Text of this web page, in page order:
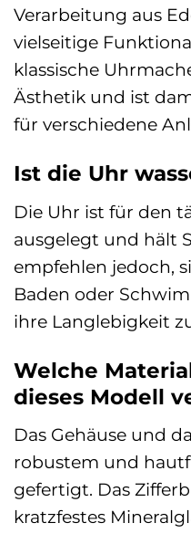
Verarbeitung aus
vielseitige
klassische
Ästhetik und ist
für verschiedene
Ist die Uhr
Die Uhr ist für den
ausgelegt und hält
empfehlen jedoch,
Baden oder
ihre Langlebigkeit
Welche
dieses Modell
Das Gehäuse und
robustem und
gefertigt. Das
kratzfestes